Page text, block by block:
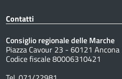
Contatti
Consiglio regionale delle Marche
Piazza Cavour 23 - 60121 Ancona
Codice fiscale 80006310421